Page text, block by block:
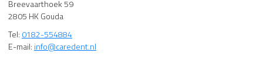
Breevaarthoek 59
2805 HK Gouda
Tel: 0182-554884
E-mail: info@caredent.nl